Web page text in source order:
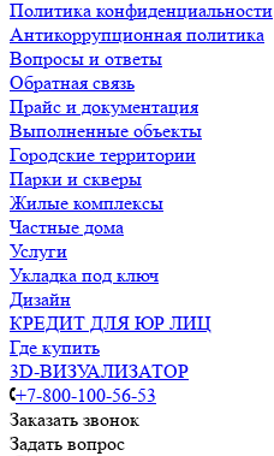
Политика конфиденциальности
Антикоррупционная политика
Вопросы и ответы
Обратная связь
Прайс и документация
Выполненные объекты
Городские территории
Парки и скверы
Жилые комплексы
Частные дома
Услуги
Укладка под ключ
Дизайн
КРЕДИТ ДЛЯ ЮР ЛИЦ
Где купить
3D-ВИЗУАЛИЗАТОР
+7-800-100-56-53
Заказать звонок
Задать вопрос